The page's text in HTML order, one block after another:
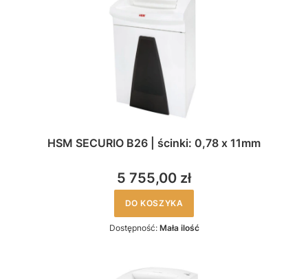
HSM SECURIO B26 | ścinki: 0,78 x 11mm
5 755,00 zł
DO KOSZYKA
Dostępność: Mała ilość